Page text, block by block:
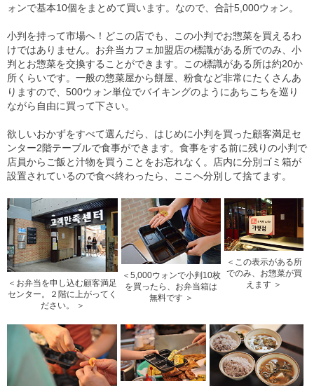
ォンで基本10個をまとめて買います。なので、合計5,000ウォン。
小判を持って市場へ！どこの店でも、この小判でお惣菜を買えるわ
けではありません。お弁当カフェ加盟店の標識がある所でのみ、小
判とお惣菜を交換することができます。この標識がある所は約20か
所くらいです。一般の惣菜屋から餅屋、粉食など非常にたくさんあ
りますので、500ウォン単位でバイキングのようにあちこちを巡り
ながら自由に買って下さい。
欲しいおかずをすべて選んだら、はじめに小判を買った顧客満足セ
ンター2階テーブルで食事ができます。食事をする前に残りの小判で
店員からご飯と汁物を買うことをお忘れなく。店内に分別ゴミ箱が
設置されているので食べ終わったら、ここへ分別して捨てます。
＜お弁当を申し込む顧客満足
センター。２階に上がってく
ださい。 ＞
＜5,000ウォンで小判10枚
を買ったら、お弁当箱は
無料です ＞
＜この表示がある所
でのみ、お惣菜が買
えます ＞